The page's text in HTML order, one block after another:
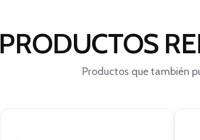
PRODUCTOS
Productos que también